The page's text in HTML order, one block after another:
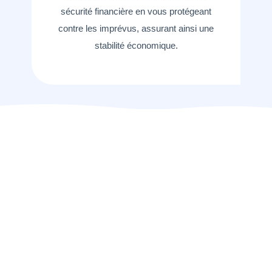
sécurité financière en vous protégeant
contre les imprévus, assurant ainsi une
stabilité économique.